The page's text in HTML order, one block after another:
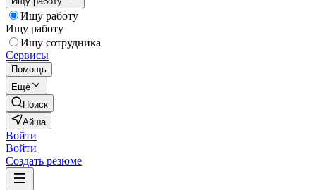
Ищу работу
Ищу работу
Ищу сотрудника
Сервисы
Помощь
Ещё
Поиск
Айша
Войти
Войти
Создать резюме